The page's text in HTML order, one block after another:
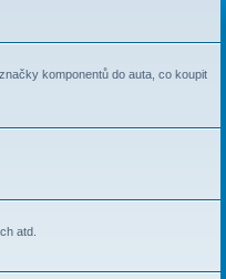
komponentů do auta, co koupit
atd.